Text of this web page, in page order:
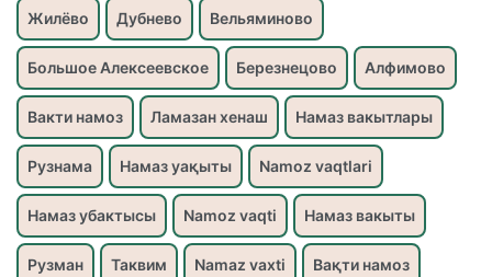
Жилёво Дубнево Вельяминово
Большое Алексеевское Березнецово Алфимово
Вакти намоз Ламазан хенаш Намаз вакытлары
Рузнама Намаз уақыты Namoz vaqtlari
Намаз убактысы Namoz vaqti Намаз вакыты
Рузман Таквим Namaz vaxti Вақти намоз